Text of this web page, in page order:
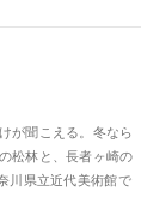
が聞こえる。冬なら
松林と、長者ヶ崎の
川県立近代美術館で